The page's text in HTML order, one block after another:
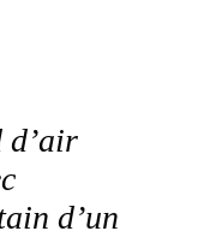
d’air
d’un